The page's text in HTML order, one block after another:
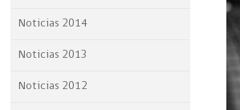
Noticias 2014
Noticias 2013
Noticias 2012